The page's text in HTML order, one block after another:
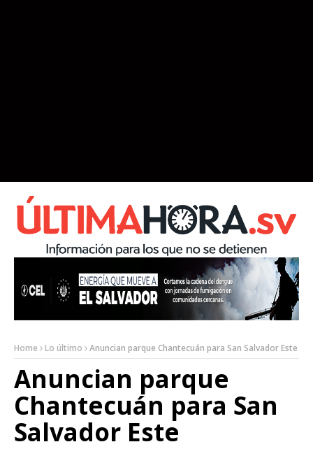
Home Lo último Anuncian parque Chantecuán para San Salvador Este
Anuncian parque
Chantecuán para San
Salvador Este